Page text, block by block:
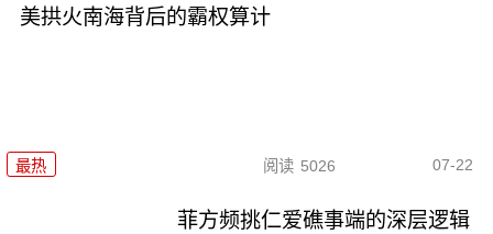
美拱火南海背后的霸权算计
最热 阅读 5026 07-22
菲方频挑仁爱礁事端的深层逻辑